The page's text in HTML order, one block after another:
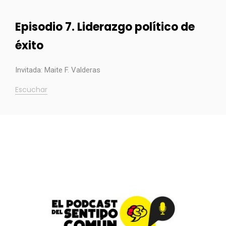
Episodio 7. Liderazgo político de
éxito
Invitada: Maite F. Valderas
Escuchar